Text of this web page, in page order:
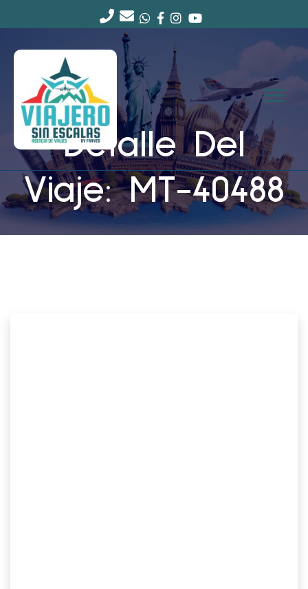
Detalle Del
Viaje: MT-40488